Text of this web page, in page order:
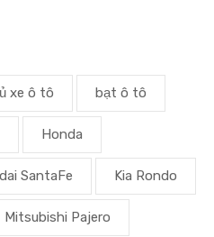
xe ô tô bạt ô tô
Honda
SantaFe Kia Rondo
Mitsubishi Pajero